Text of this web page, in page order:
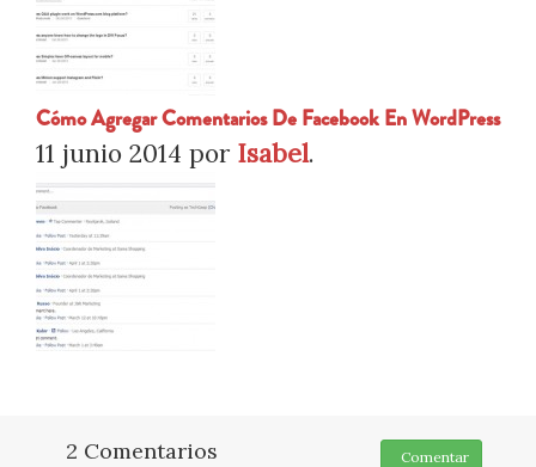
Cómo Agregar Comentarios De Facebook En WordPress
11 junio 2014 por Isabel.
2 Comentarios Comentar